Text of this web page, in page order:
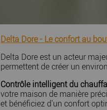
Delta Dore - Le confort au
Delta Dore est un acteur
permettent de créer un
Contrôle intelligent du
votre maison de manière
et bénéficiez d'un confort